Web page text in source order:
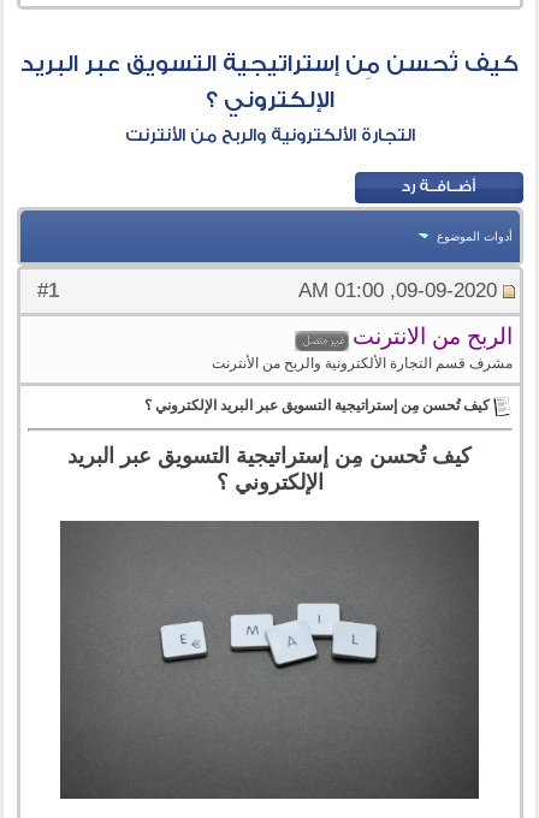
كيف تُحسن مِن إستراتيجية التسويق عبر البريد
الإلكتروني ؟
التجارة الألكترونية والربح من الأنترنت
أدوات الموضوع
#
1 09-09-2020, 01:00 AM
الربح من الانترنت
مشرف قسم التجارة الألكترونية والربح من الأنترنت
كيف تُحسن مِن إستراتيجية التسويق عبر البريد الإلكتروني ؟
كيف تُحسن مِن إستراتيجية التسويق عبر البريد
الإلكتروني ؟